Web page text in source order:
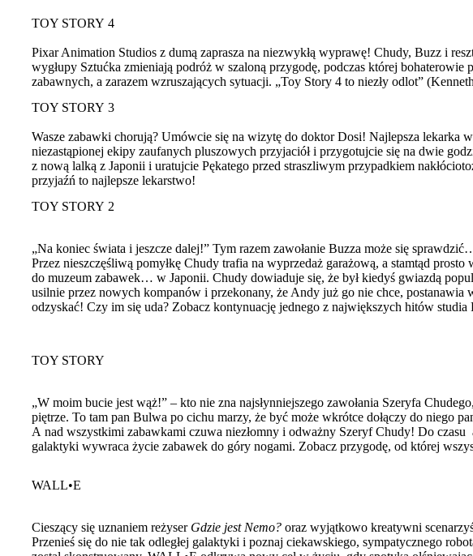
TOY STORY 4
Pixar Animation Studios z dumą zaprasza na niezwykłą wyprawę! Chudy, Buzz i
wygłupy Sztućka zmieniają podróż w szaloną przygodę, podczas której
zabawnych, a zarazem wzruszających sytuacji. „Toy Story 4 to niezły odlot”
TOY STORY 3
Wasze zabawki chorują? Umówcie się na wizytę do doktor Dosi! Najlepsza lekarka
niezastąpionej ekipy zaufanych pluszowych przyjaciół i przygotujcie się na dwie
z nową lalką z Japonii i uratujcie Pękatego przed straszliwym przypadkiem
przyjaźń to najlepsze lekarstwo!
TOY STORY 2
„Na koniec świata i jeszcze dalej!” Tym razem zawołanie Buzza może się
Przez nieszczęśliwą pomyłkę Chudy trafia na wyprzedaż garażową, a stamtąd
do muzeum zabawek… w Japonii. Chudy dowiaduje się, że był kiedyś gwiazdą
usilnie przez nowych kompanów i przekonany, że Andy już go nie chce,
odzyskać! Czy im się uda? Zobacz kontynuację jednego z największych hitów
TOY STORY
„W moim bucie jest wąż!” – kto nie zna najsłynniejszego zawołania Szeryfa
piętrze. To tam pan Bulwa po cichu marzy, że być może wkrótce dołączy do niego
A nad wszystkimi zabawkami czuwa niezłomny i odważny Szeryf Chudy! Do
galaktyki wywraca życie zabawek do góry nogami. Zobacz przygodę, od której
WALL•E
Cieszący się uznaniem reżyser Gdzie jest Nemo? oraz wyjątkowo kreatywni
Przenieś się do nie tak odległej galaktyki i poznaj ciekawskiego, sympatycznego